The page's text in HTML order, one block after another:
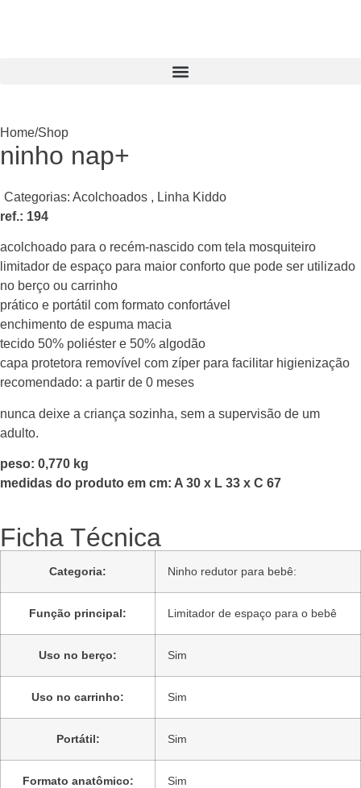
Home/Shop
ninho nap+
Categorias: Acolchoados , Linha Kiddo
ref.: 194
acolchoado para o recém-nascido com tela mosquiteiro
limitador de espaço para maior conforto que pode ser utilizado
no berço ou carrinho
prático e portátil com formato confortável
enchimento de espuma macia
tecido 50% poliéster e 50% algodão
capa protetora removível com zíper para facilitar higienização
recomendado: a partir de 0 meses
nunca deixe a criança sozinha, sem a supervisão de um
adulto.
peso: 0,770 kg
medidas do produto em cm: A 30 x L 33 x C 67
Ficha Técnica
Categoria: Ninho redutor para bebê:
Função principal: Limitador de espaço para o bebê
Uso no berço: Sim
Uso no carrinho: Sim
Portátil: Sim
Formato anatômico: Sim